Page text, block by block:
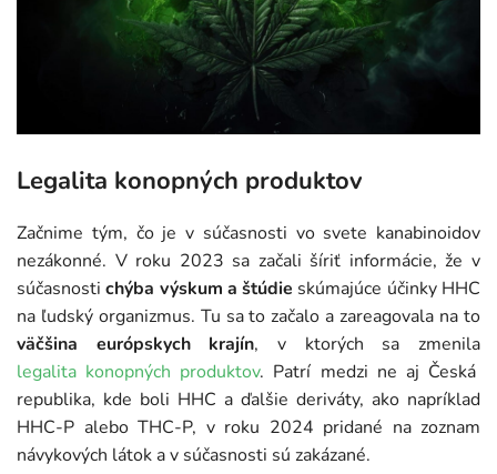
Legalita konopných produktov
Začnime tým, čo je v súčasnosti vo svete kanabinoidov
nezákonné. V roku 2023 sa začali šíriť informácie, že v
súčasnosti chýba výskum a štúdie skúmajúce účinky HHC
na ľudský organizmus. Tu sa to začalo a zareagovala na to
väčšina európskych krajín, v ktorých sa zmenila
legalita konopných produktov. Patrí medzi ne aj Česká
republika, kde boli HHC a ďalšie deriváty, ako napríklad
HHC-P alebo THC-P, v roku 2024 pridané na zoznam
návykových látok a v súčasnosti sú zakázané.